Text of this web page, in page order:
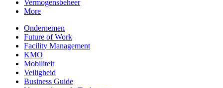
Vermogensbeheer
More
Ondernemen
Future of Work
Facility Management
KMO
Mobiliteit
Veiligheid
Business Guide